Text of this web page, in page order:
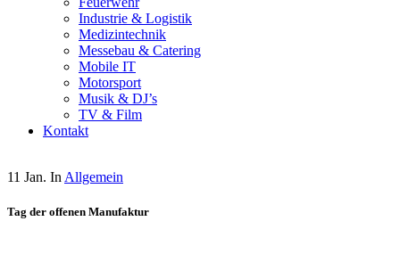
Industrie & Logistik
Medizintechnik
Messebau & Catering
Mobile IT
Motorsport
Musik & DJ’s
TV & Film
Kontakt
11 Jan. In Allgemein
Tag der offenen Manufaktur